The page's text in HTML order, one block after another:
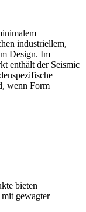
industriellem,
Design. Im
enthält der Seismic
wenn Form
bieten
gewagter